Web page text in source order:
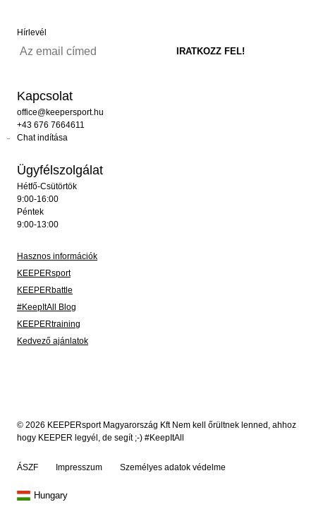
Hírlevél
Kapcsolat
office@keepersport.hu
+43 676 7664611
Chat indítása
Ügyfélszolgálat
Hétfő-Csütörtök
9:00-16:00
Péntek
9:00-13:00
Hasznos információk
KEEPERsport
KEEPERbattle
#KeepItAll Blog
KEEPERtraining
Kedvező ajánlatok
© 2026 KEEPERsport Magyarország Kft Nem kell őrültnek lenned, ahhoz
hogy KEEPER legyél, de segít ;-) #KeepItAll
ÁSZF Impresszum Személyes adatok védelme
Hungary